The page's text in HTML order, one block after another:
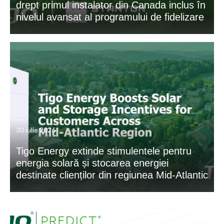
drept primul instalator din Canada inclus în
nivelul avansat al programului de fidelizare
30 iulie 2026
Tigo Energy extinde stimulentele pentru
energia solară și stocarea energiei
destinate clienților din regiunea Mid-Atlantic